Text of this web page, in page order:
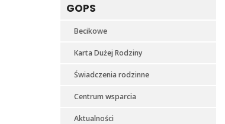
GOPS
Becikowe
Karta Dużej Rodziny
Świadczenia rodzinne
Centrum wsparcia
Aktualności